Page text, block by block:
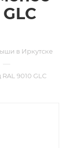
в Иркутске
—
9010 GLC